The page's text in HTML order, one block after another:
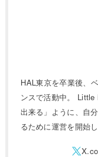
HAL東京を卒業後、
ンスで活動中。
出来る」ように、自
るために運営を開始し